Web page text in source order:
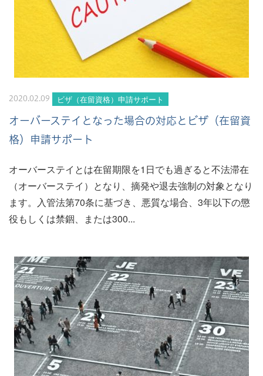
2020.02.09 ビザ（在留資格）申請サポート
オーバーステイとなった場合の対応とビザ（在留資
格）申請サポート
オーバーステイとは在留期限を1日でも過ぎると不法滞在
（オーバーステイ）となり、摘発や退去強制の対象となり
ます。入管法第70条に基づき、悪質な場合、3年以下の懲
役もしくは禁錮、または300...